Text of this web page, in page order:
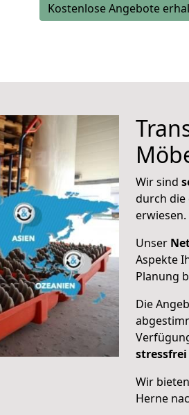
Kostenlose Angebote
Wir sind
durch die
erwiesen.
Unser
Aspekte
Planung
Die
Wir bieten
Herne